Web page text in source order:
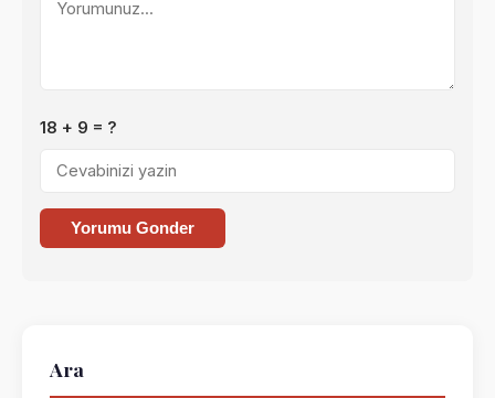
18 + 9 = ?
Yorumu Gonder
Ara